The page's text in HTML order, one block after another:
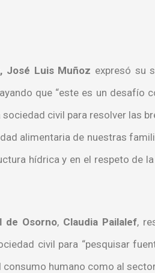
José Luis Muñoz expresó su
que “este es un desafío
civil para resolver las
alimentaria de nuestras
hídrica y en el respeto de
de Osorno, Claudia Pailalef,
civil para “pesquisar
humano como al